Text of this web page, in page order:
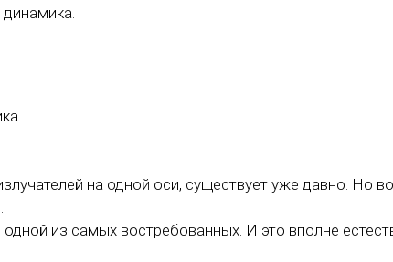
на одной оси, существует уже давно. Но
из самых востребованных. И это вполне